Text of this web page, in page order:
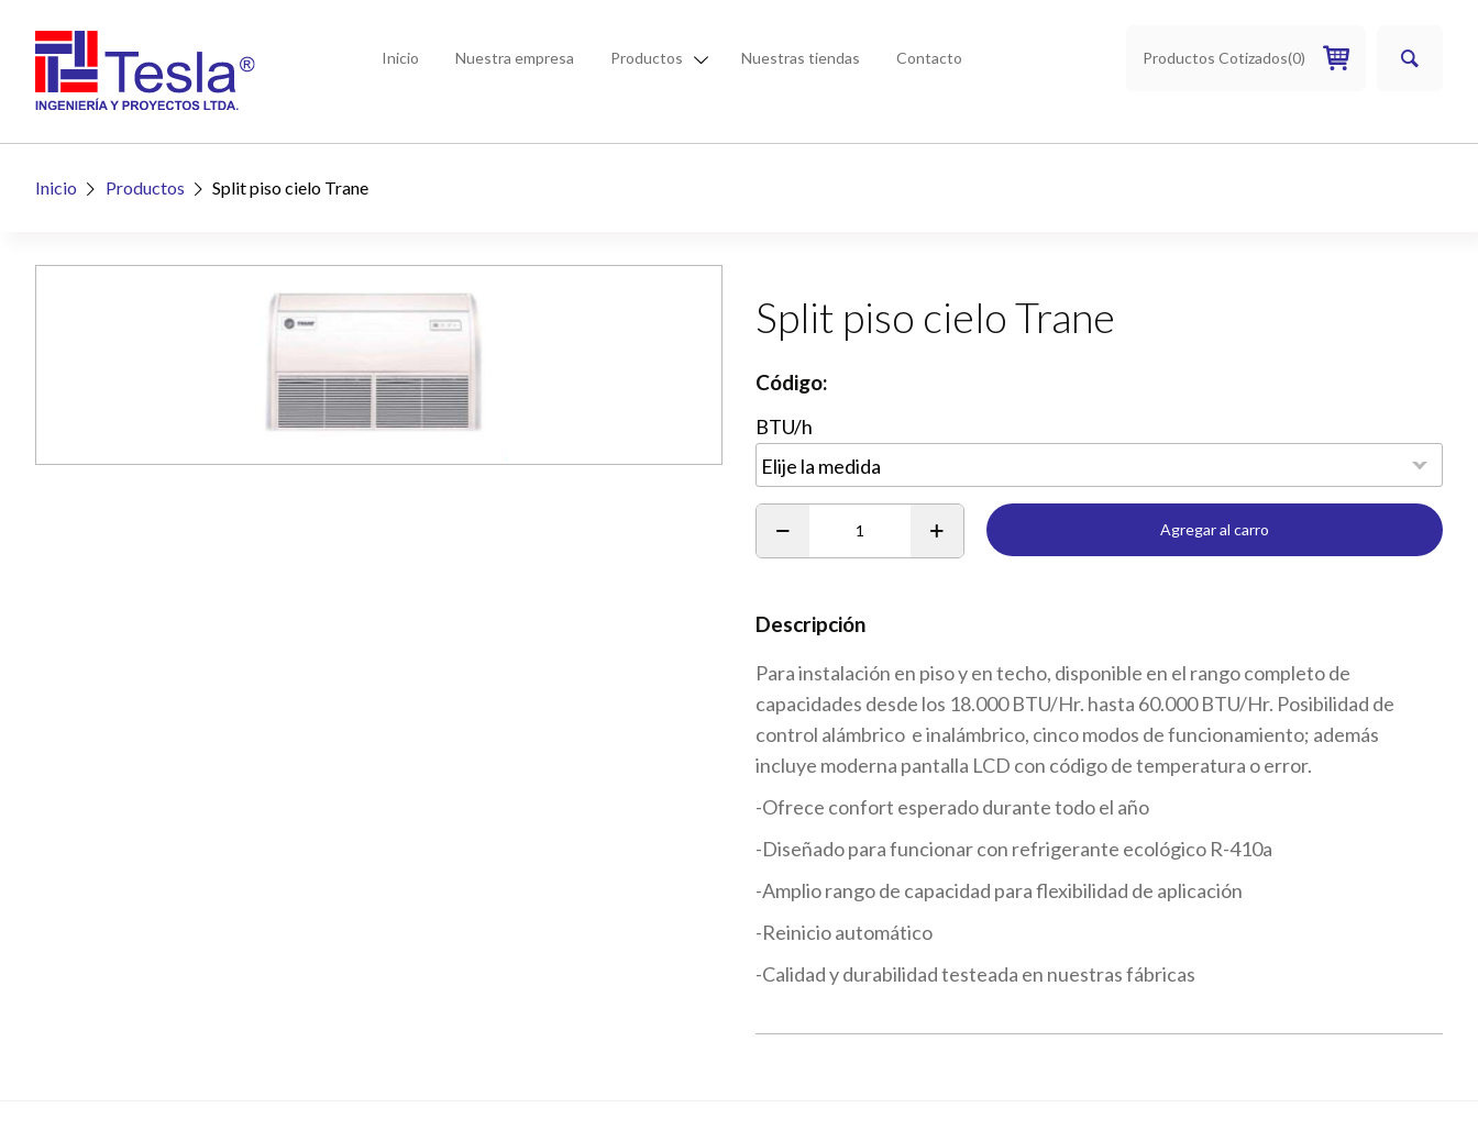
Inicio Nuestra empresa Productos Nuestras tiendas Contacto Productos Cotizados(0)
Inicio  Productos  Split piso cielo Trane
Split piso cielo Trane
Código:
BTU/h
1 Agregar al carro
Descripción
Para instalación en piso y en techo, disponible en el rango completo de
capacidades desde los 18.000 BTU/Hr. hasta 60.000 BTU/Hr. Posibilidad de
control alámbrico e inalámbrico, cinco modos de funcionamiento; además
incluye moderna pantalla LCD con código de temperatura o error.
-Ofrece confort esperado durante todo el año
-Diseñado para funcionar con refrigerante ecológico R-410a
-Amplio rango de capacidad para flexibilidad de aplicación
-Reinicio automático
-Calidad y durabilidad testeada en nuestras fábricas